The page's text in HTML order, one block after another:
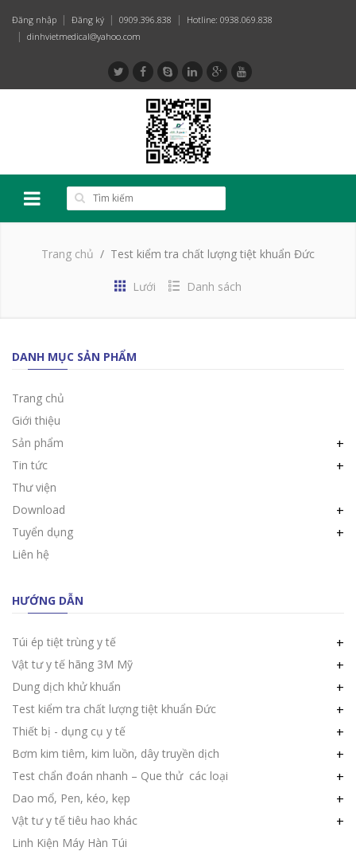
Đăng nhập Đăng ký 0909.396.838
Hotline: 0938.069.838
dinhvietmedical@yahoo.com
Trang chủ Test kiểm tra chất lượng tiệt khuẩn Đức
Lưới Danh sách
DANH MỤC SẢN PHẨM
Trang chủ
Giới thiệu
Sản phẩm
+
Tin tức +
Thư viện
Download
+
Tuyển dụng +
Liên hệ
HƯỚNG DẪN
Túi ép tiệt trùng y tế +
Vật tư y tế hãng 3M Mỹ +
Dung dịch khử khuẩn +
Test kiểm tra chất lượng tiệt khuẩn Đức +
Thiết bị - dụng cụ y tế +
Bơm kim tiêm, kim luồn, dây truyền dịch +
Test chẩn đoán nhanh – Que thử các loại +
Dao mổ, Pen, kéo, kẹp +
Vật tư y tế tiêu hao khác +
Linh Kiện Máy Hàn Túi